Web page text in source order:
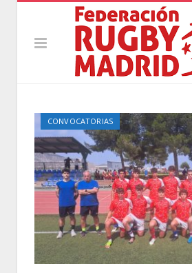
CONVOCATORIAS